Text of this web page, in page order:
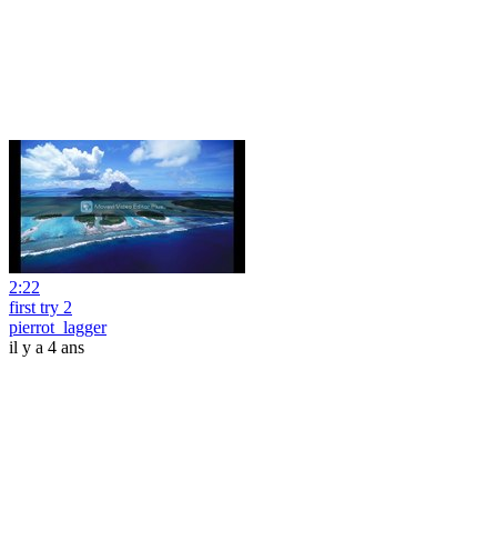
2:22
first try 2
pierrot_lagger
il y a 4 ans